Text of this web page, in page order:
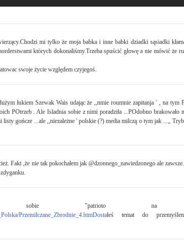
mi tylko że moja babka i inne babki dziadki sąsiadki
których dokonaliśmy.Trzeba spuścić głowę a nie mówić że
swoje życie względem czyjegoś.
łukiem Szewak Wais udając że ,,nmie roumnie zapitanja ' , na tym
POtrzeb . Ale Isladnia sobie z nimi poradziła ...POdobno brakowało
gończe ...ale ,,niezależne ' polskie (?) media milczą o tym jak ...,,
Fakt ,że nie tak pokochałem jak @dzonnego_nawiedzonego ale
sobie "patrioto na
Przemilczane_Zbrodnie_4.htmDostałeś temat do